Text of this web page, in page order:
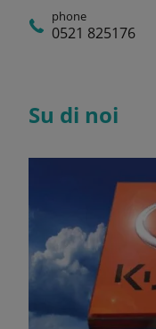
phone
0521 825176
Su di noi